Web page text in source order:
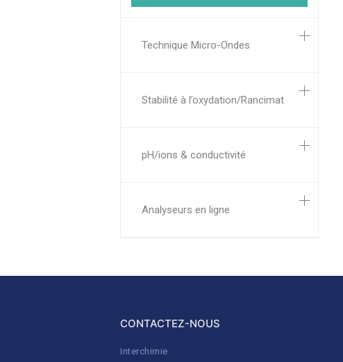
Technique Micro-Ondes
Stabilité à l’oxydation/Rancimat
pH/ions & conductivité
Analyseurs en ligne
CONTACTEZ-NOUS
Interchimie